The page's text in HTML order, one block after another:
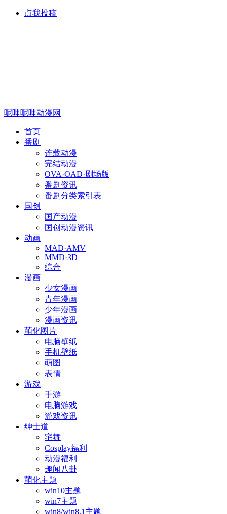
点我投稿
呢哩呢哩动漫网
首页
番剧
连载动漫
完结动漫
OVA·OAD·剧场版
番剧资讯
番剧分类索引表
国创
国产动漫
国创动漫资讯
动画
MAD·AMV
MMD·3D
综合
漫画
少女漫画
青年漫画
少年漫画
漫画资讯
萌化图片
电脑壁纸
手机壁纸
萌图
表情
游戏
手游
电脑游戏
游戏资讯
绅士道
宅舞
Cosplay福利
动漫福利
趣闻八卦
萌化主题
win10主题
win7主题
win8/win8.1主题